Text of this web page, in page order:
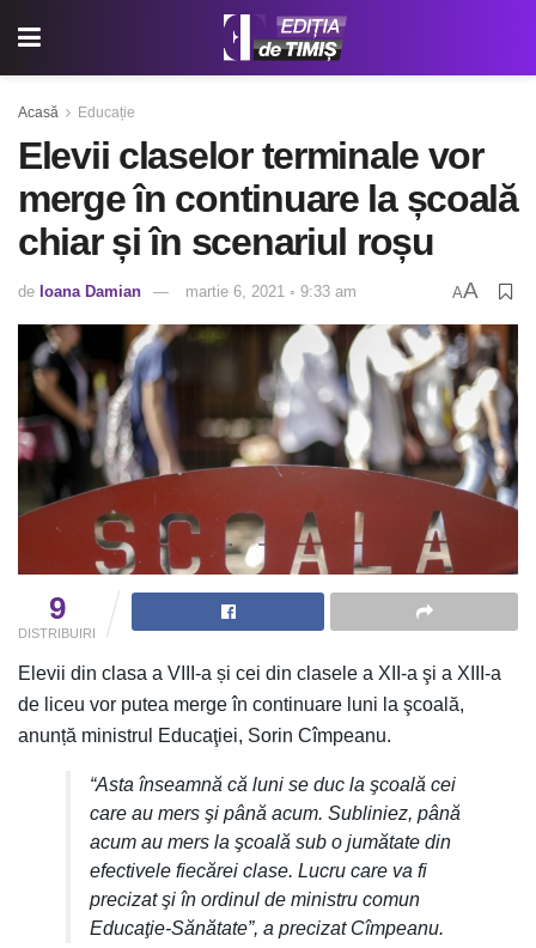
Acasă Educație
Elevii claselor terminale vor
merge în continuare la școală
chiar și în scenariul roșu
de Ioana Damian martie 6, 2021 ◦ 9:33 am AA
9
DISTRIBUIRI
Elevii din clasa a VIII-a și cei din clasele a XII-a şi a XIII-a
de liceu vor putea merge în continuare luni la şcoală,
anunță ministrul Educaţiei, Sorin Cîmpeanu.
“Asta înseamnă că luni se duc la şcoală cei
care au mers şi până acum. Subliniez, până
acum au mers la şcoală sub o jumătate din
efectivele fiecărei clase. Lucru care va fi
precizat şi în ordinul de ministru comun
Educaţie-Sănătate”, a precizat Cîmpeanu.